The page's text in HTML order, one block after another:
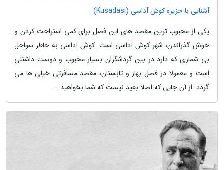
آشنایی با جزیره کوش آداسی (Kusadasi)
یکی از محبوب ترین مقصد های این فصل برای کمی استراحت کردن و
خوش گذراندن، شهر کوش آداسی است. کوش آداسی به خاطر سواحل
بی شماری که دارد در بین گردشگران بسیار محبوب و دوست داشتنی
است و معمولا در فصل بهار و تابستان، مقصد مسافرتی خیلی ها می
گردد. از آن جایی که اصلا بعید نیست که شما بخواهید...